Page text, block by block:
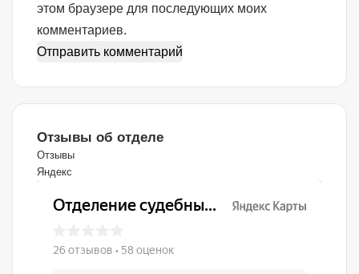
этом браузере для последующих моих
комментариев.
Отзывы об отделе
Отзывы
Яндекс